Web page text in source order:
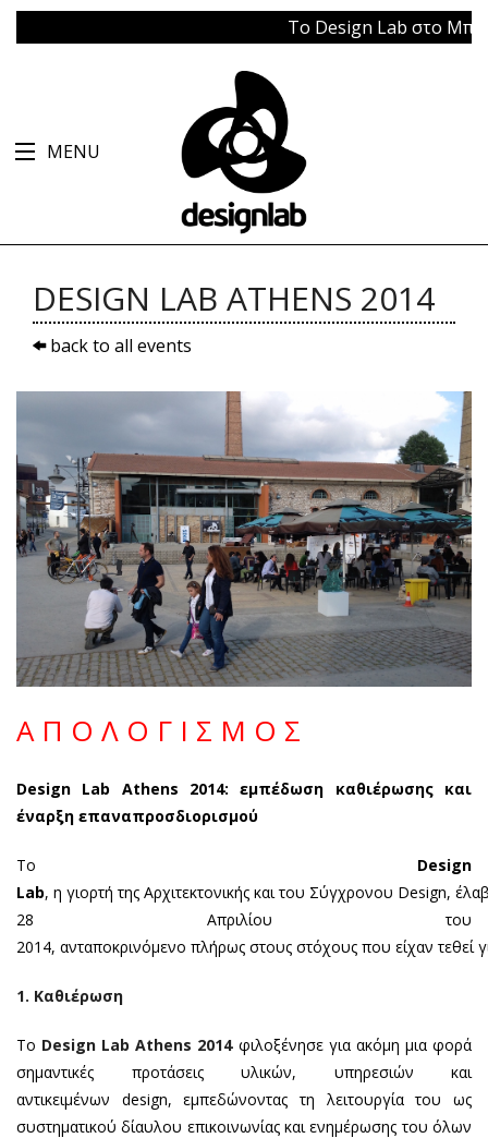
Το Design Lab στο
MENU
DESIGN LAB ATHENS 2014
back to all events
Α Π Ο Λ Ο Γ Ι Σ Μ Ο Σ
Design Lab Athens 2014:εμπέδωση καθιέρωσης και
έναρξη επαναπροσδιορισμού
Το Design
Lab, η γιορτή της Αρχιτεκτονικής και του Σύγχρονου Design,
28 Απριλίου του
2014, ανταποκρινόμενο πλήρως στους στόχους που είχαν τεθεί
1. Καθιέρωση
Το Design Lab Athens 2014φιλοξένησε για ακόμη μια φορά
σημαντικές προτάσεις υλικών, υπηρεσιών και
αντικειμένων design, εμπεδώνοντας τη λειτουργία του ως
συστηματικού δίαυλου επικοινωνίας και ενημέρωσης του όλων